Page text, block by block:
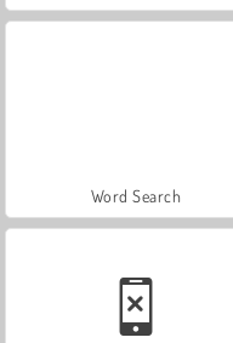
Word Search